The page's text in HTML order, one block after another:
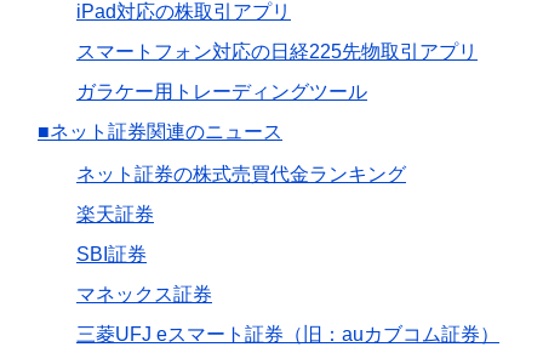
iPad対応の株取引アプリ
スマートフォン対応の日経225先物取引アプリ
ガラケー用トレーディングツール
■ネット証券関連のニュース
ネット証券の株式売買代金ランキング
楽天証券
SBI証券
マネックス証券
三菱UFJ eスマート証券（旧：auカブコム証券）